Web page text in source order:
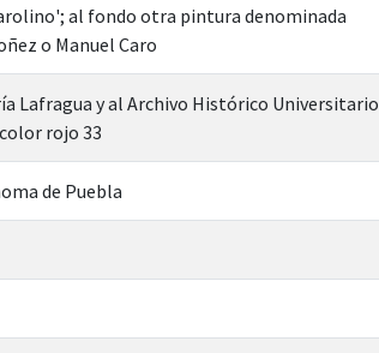
al fondo otra pintura denominada
o Manuel Caro
Lafragua y al Archivo Histórico Universitario
rojo 33
de Puebla